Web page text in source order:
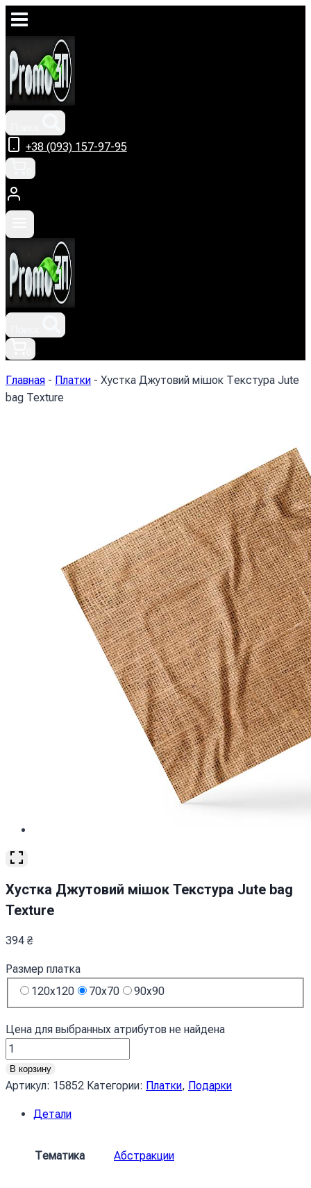
Перейти
содержимому
+38 (093) 157-97-95
Главная - Платки - Хустка Джутовий мішок Текстура Jute
bag Texture
Хустка Джутовий мішок Текстура Jute bag
Texture
394 ₴
Размер платка
120x120
70x70 90x90
Цена для выбранных атрибутов не найдена
Количество
товара
Хустка
мішок
В корзину
Артикул: 15852 Категории: Платки, Подарки
Детали
Тематика Абстракции